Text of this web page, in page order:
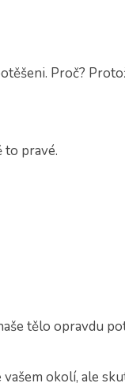
Proč?
to pravé.
tělo opravdu
okolí, ale